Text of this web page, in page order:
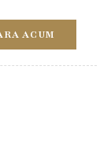
ACUM